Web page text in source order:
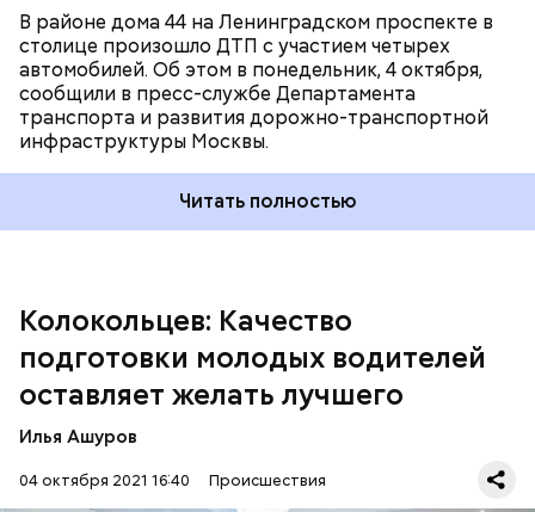
В районе дома 44 на Ленинградском проспекте в
столице произошло ДТП с участием четырех
автомобилей. Об этом в понедельник, 4 октября,
сообщили в пресс-службе Департамента
транспорта и развития дорожно-транспортной
инфраструктуры Москвы.
Читать полностью
Колокольцев: Качество
подготовки молодых водителей
оставляет желать лучшего
Илья Ашуров
04 октября 2021 16:40 Происшествия
— В 2020 году лишь каждый четвертый из
обучающихся сдал экзамен с первого раза. Такая